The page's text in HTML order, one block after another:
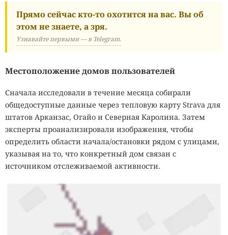
Прямо сейчас кто-то охотится на вас. Вы об
этом не знаете, а зря.
Узнавайте первыми — в Telegram.
Местоположение домов пользователей
Сначала исследовали в течение месяца собирали
общедоступные данные через тепловую карту Strava для
штатов Арканзас, Огайо и Северная Каролина. Затем
эксперты проанализировали изображения, чтобы
определить области начала/остановки рядом с улицами,
указывая на то, что конкретный дом связан с
источником отслеживаемой активности.